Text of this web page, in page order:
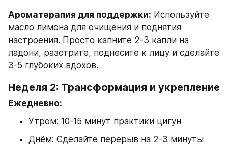
Ароматерапия для поддержки: Используйте
масло лимона для очищения и поднятия
настроения. Просто капните 2-3 капли на
ладони, разотрите, поднесите к лицу и сделайте
3-5 глубоких вдохов.
Неделя 2: Трансформация и укрепление
Ежедневно:
Утром: 10-15 минут практики цигун
Днём: Сделайте перерыв на 2-3 минуты